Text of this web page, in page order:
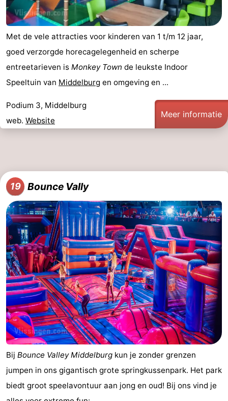
Met de vele attracties voor kinderen van 1 t/m 12 jaar,
goed verzorgde horecagelegenheid en scherpe
entreetarieven is Monkey Town de leukste Indoor
Speeltuin van Middelburg en omgeving en ...
Podium 3, Middelburg
web. Website
Meer informatie
19 Bounce Vally
Bij Bounce Valley Middelburg kun je zonder grenzen
jumpen in ons gigantisch grote springkussenpark. Het park
biedt groot speelavontuur aan jong en oud! Bij ons vind je